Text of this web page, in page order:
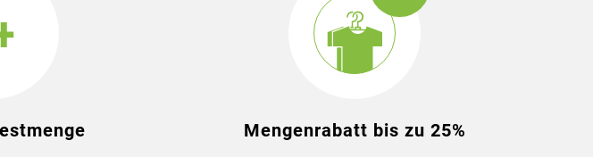
Mengenrabatt bis zu 25%